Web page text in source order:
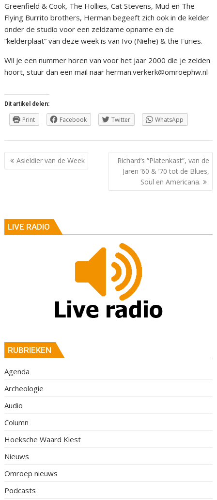
Greenfield & Cook, The Hollies, Cat Stevens, Mud en The
Flying Burrito brothers, Herman begeeft zich ook in de kelder
onder de studio voor een zeldzame opname en de
“kelderplaat” van deze week is van Ivo (Niehe) & the Furies.
Wil je een nummer horen van voor het jaar 2000 die je zelden
hoort, stuur dan een mail naar herman.verkerk@omroephw.nl
Dit artikel delen:
Print Facebook Twitter WhatsApp
Berichtnavigatie
Asieldier van de Week
Richard’s “Platenkast”, van de
Jaren ’60 & ’70 tot de Blues,
Soul en Americana.
LIVE RADIO
RUBRIEKEN
Agenda
Archeologie
Audio
Column
Hoeksche Waard Kiest
Nieuws
Omroep nieuws
Podcasts